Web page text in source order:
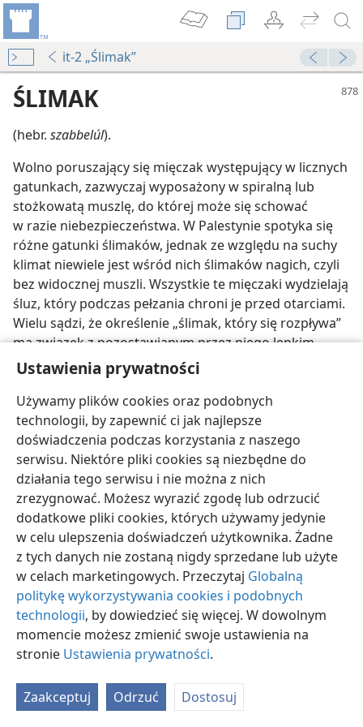
Ustawienia prywatności
Używamy plików cookies oraz podobnych
technologii, by zapewnić ci jak najlepsze
doświadczenia podczas korzystania z naszego
serwisu. Niektóre pliki cookies są niezbędne do
działania tego serwisu i nie można z nich
zrezygnować. Możesz wyrazić zgodę lub odrzucić
dodatkowe pliki cookies, których używamy jedynie
w celu ulepszenia doświadczeń użytkownika. Żadne
z tych danych nie zostaną nigdy sprzedane lub użyte
w celach marketingowych. Przeczytaj Globalną
politykę wykorzystywania cookies i podobnych
technologii, by dowiedzieć się więcej. W dowolnym
momencie możesz zmienić swoje ustawienia na
stronie Ustawienia prywatności.
Zaakceptuj Odrzuć Dostosuj
it-2 „Ślimak”
ŚLIMAK
(hebr. szabbelúl).
Wolno poruszający się mięczak występujący w licznych
gatunkach, zazwyczaj wyposażony w spiralną lub
stożkowatą muszlę, do której może się schować
w razie niebezpieczeństwa. W Palestynie spotyka się
różne gatunki ślimaków, jednak ze względu na suchy
klimat niewiele jest wśród nich ślimaków nagich, czyli
bez widocznej muszli. Wszystkie te mięczaki wydzielają
śluz, który podczas pełzania chroni je przed otarciami.
Wielu sądzi, że określenie „ślimak, który się rozpływa”
ma związek z pozostawianym przez niego lepkim
śladem (Ps 58:8). Zdaniem innych jest to nawiązanie do
faktu, iż ślimak wystawiony przez jakiś czas na
działanie słońca wysycha w swej muszli.
polski Udostępnij Ustawienia
Copyright© 2026 Watch Tower Bible and Tract Society of Pennsylvania
Warunki użytkowania Polityka prywatności
Ustawienia prywatności
JW.ORG
Zaloguj